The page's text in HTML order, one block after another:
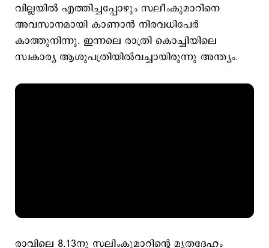
വില്ലയില്‍ എത്തിച്ചപ്പോഴും സലീംകുമാറിനെ
അവസാനമായി കാണാന്‍ നിരവധിപേര്‍
കാത്തുനിന്നു. ഇന്നലെ രാത്രി കൊച്ചിയിലെ
സ്വകാര്യ ആശുപത്രിയില്‍വച്ചായിരുന്നു അന്ത്യം.
രാവിലെ 8.13നു സലിംകുമാറിന്റെ മൃതദേഹം